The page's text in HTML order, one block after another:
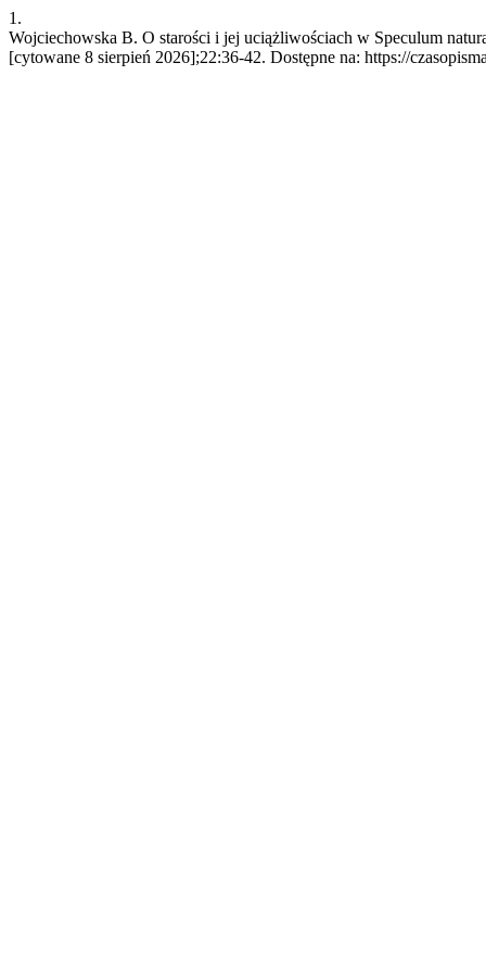
1.
Wojciechowska B. O starości i jej uciążliwościach w Speculum
[cytowane 8 sierpień 2026];22:36-42. Dostępne na: https://